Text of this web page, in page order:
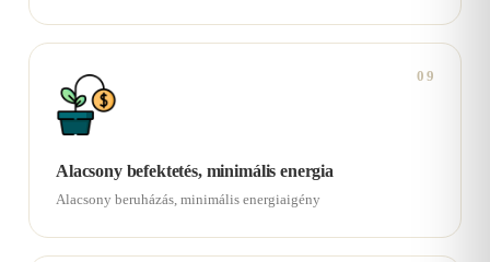
09
Alacsony befektetés, minimális energia
Alacsony beruházás, minimális energiaigény